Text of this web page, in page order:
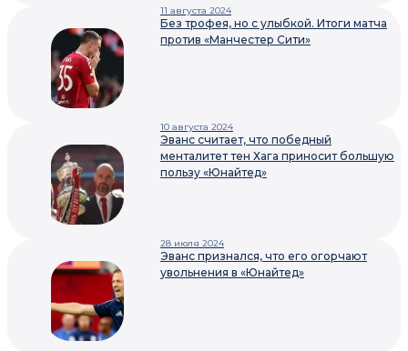
11 августа 2024
Без трофея, но с улыбкой. Итоги матча
против «Манчестер Сити»
10 августа 2024
Эванс считает, что победный
менталитет тен Хага приносит большую
пользу «Юнайтед»
28 июля 2024
Эванс признался, что его огорчают
увольнения в «Юнайтед»